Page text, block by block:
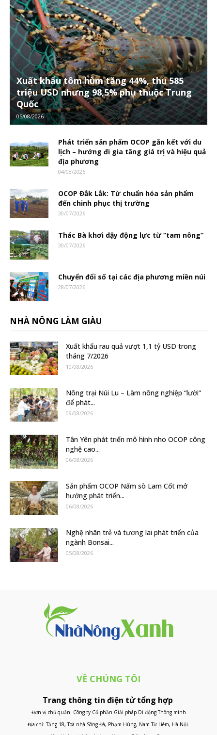
Xuất khẩu tôm hùm tăng 44%, thu 585
triệu USD nhưng 98,5% phụ thuộc Trung
Quốc
05/08/2026
Phát triển sản phẩm OCOP gắn kết với du
lịch – hướng đi gia tăng giá trị và hiệu quả
địa phương
04/08/2026
OCOP Đắk Lắk: Từ chuẩn hóa sản phẩm
đến chinh phục thị trường
30/07/2026
Thác Bà khơi dậy động lực từ “tam nông”
30/07/2026
Chuyển đổi số tại các địa phương miền núi
28/07/2026
NHÀ NÔNG LÀM GIÀU
Xuất khẩu rau quả vượt 1,1 tỷ USD trong
tháng 7/2026
10/08/2026
Nông trại Núi Lu – Làm nông nghiệp “lười”
để phát...
09/08/2026
Tân Yên phát triển mô hình nho OCOP công
nghệ cao...
06/08/2026
Sản phẩm OCOP Nấm sò Lam Cốt mở
hướng phát triển...
06/08/2026
Nghệ nhân trẻ và tương lai phát triển của
ngành Bonsai...
05/08/2026
VỀ CHÚNG TÔI
Trang thông tin điện tử tổng hợp
Đơn vị chủ quản: Công ty Cổ phần Giải pháp Di động Thông minh
Địa chỉ: Tầng 18, Toà nhà Sông Đà, Phạm Hùng, Nam Từ Liêm, Hà Nội.